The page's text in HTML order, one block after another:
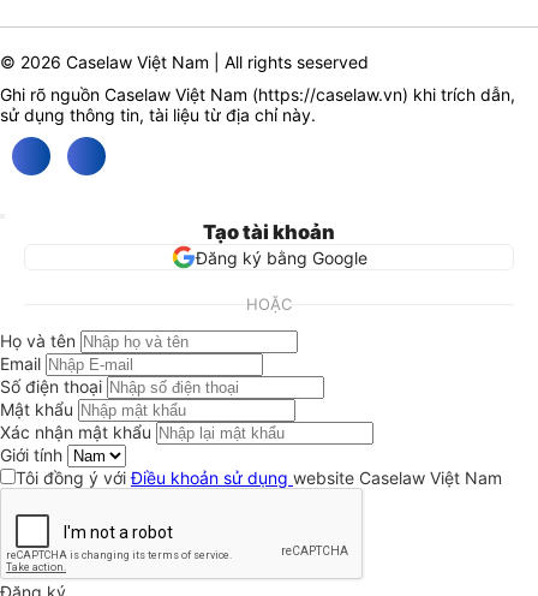
© 2026 Caselaw Việt Nam | All rights seserved
Ghi rõ nguồn Caselaw Việt Nam (https://caselaw.vn) khi trích dẫn,
sử dụng thông tin, tài liệu từ địa chỉ này.
Tạo tài khoản
Đăng ký bằng Google
HOẶC
Họ và tên
Email
Số điện thoại
Mật khẩu
Xác nhận mật khẩu
Giới tính
Tôi đồng ý vớiĐiều khoản sử dụng website Caselaw Việt Nam
Đăng ký